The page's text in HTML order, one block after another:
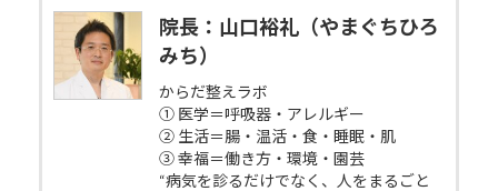
院長：山口裕礼（やまぐちひろ
みち）
からだ整えラボ
① 医学＝呼吸器・アレルギー
② 生活＝腸・温活・食・睡眠・肌
③ 幸福＝働き方・環境・園芸
“病気を診るだけでなく、人をまるごと